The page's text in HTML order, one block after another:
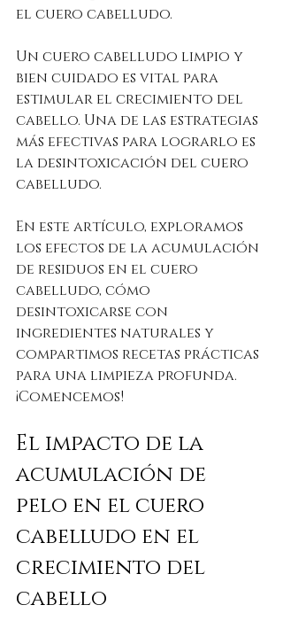
el cuero cabelludo.
Un cuero cabelludo limpio y
bien cuidado es vital para
estimular el crecimiento del
cabello. Una de las estrategias
más efectivas para lograrlo es
la desintoxicación del cuero
cabelludo.
En este artículo, exploramos
los efectos de la acumulación
de residuos en el cuero
cabelludo, cómo
desintoxicarse con
ingredientes naturales y
compartimos recetas prácticas
para una limpieza profunda.
¡Comencemos!
El impacto de la
acumulación de
pelo en el cuero
cabelludo en el
crecimiento del
cabello